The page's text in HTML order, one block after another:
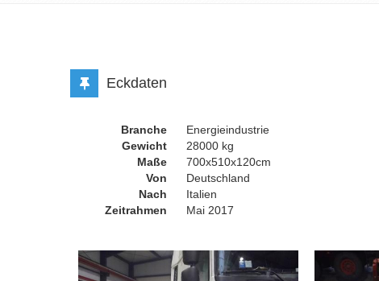
Eckdaten
Branche
Energieindustrie
Gewicht
28000 kg
Maße
700x510x120cm
Von
Deutschland
Nach
Italien
Zeitrahmen
Mai 2017